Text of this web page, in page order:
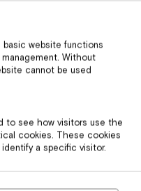
līnija iemieso tīras
iedarbojoties uz
ar spēcīgām
pateicoties tajā
basic website functions
Without
cannot be used
to see how visitors use the
cookies. These cookies
a specific visitor.